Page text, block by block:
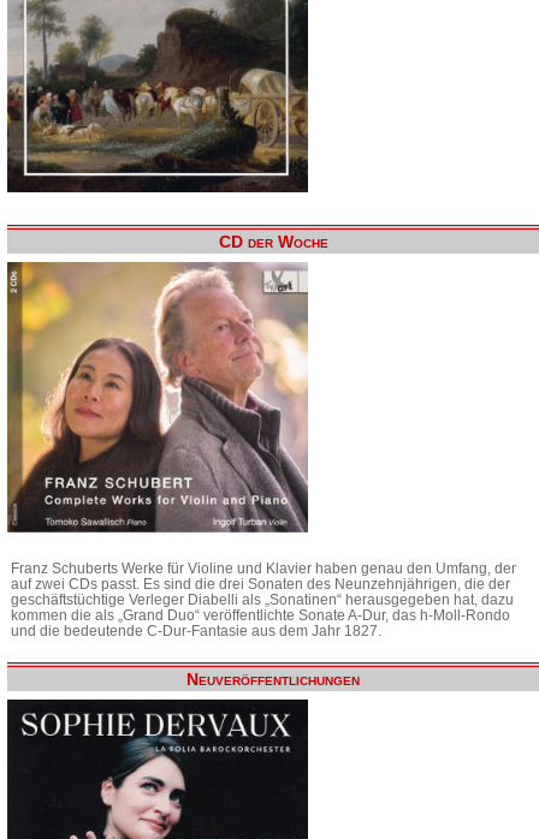
CD der Woche
Franz Schuberts Werke für Violine und Klavier haben genau den Umfang, der
auf zwei CDs passt. Es sind die drei Sonaten des Neunzehnjährigen, die der
geschäftstüchtige Verleger Diabelli als „Sonatinen“ herausgegeben hat, dazu
kommen die als „Grand Duo“ veröffentlichte Sonate A-Dur, das h-Moll-Rondo
und die bedeutende C-Dur-Fantasie aus dem Jahr 1827.
Neuveröffentlichungen